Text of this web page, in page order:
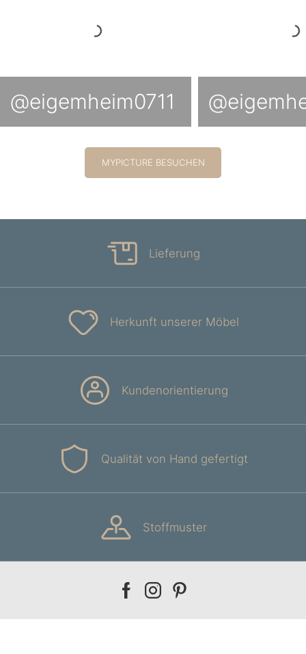
@eigemheim0711
MYPICTURE BESUCHEN
Lieferung
Herkunft unserer Möbel
Kundenorientierung
Qualität von Hand gefertigt
Stoffmuster
Our
Our
Our